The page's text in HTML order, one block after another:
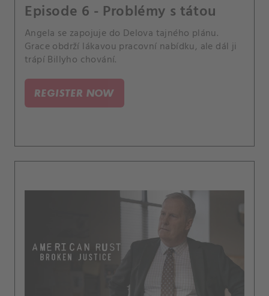
Episode 6 - Problémy s tátou
Angela se zapojuje do Delova tajného plánu.
Grace obdrží lákavou pracovní nabídku, ale dál ji
trápí Billyho chování.
REGISTER NOW